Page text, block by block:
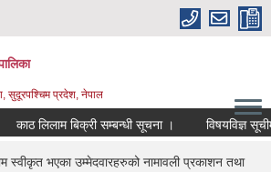
सुदूरपश्चिम प्रदेश, नेपाल
काठ लिलाम बिक्री सम्बन्धी सूचना । विषयविज्ञ
स्वीकृत भएका उम्मेदवारहरुको नामावली प्रकाशन तथा